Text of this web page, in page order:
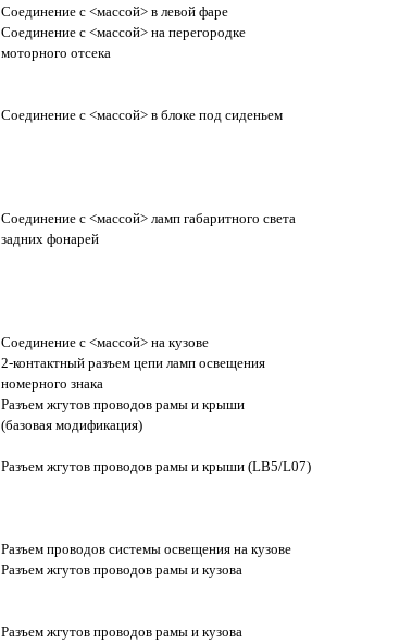
Соединение с <массой> в левой фаре
Соединение с <массой> на перегородке
моторного отсека
Соединение с <массой> в блоке под сиденьем
Соединение с <массой> ламп габаритного света
задних фонарей
Соединение с <массой> на кузове
2-контактный разъем цепи ламп освещения
номерного знака
Разъем жгутов проводов рамы и крыши
(базовая модификация)
Разъем жгутов проводов рамы и крыши (LB5/L07)
Разъем проводов системы освещения на кузове
Разъем жгутов проводов рамы и кузова
Разъем жгутов проводов рамы и кузова